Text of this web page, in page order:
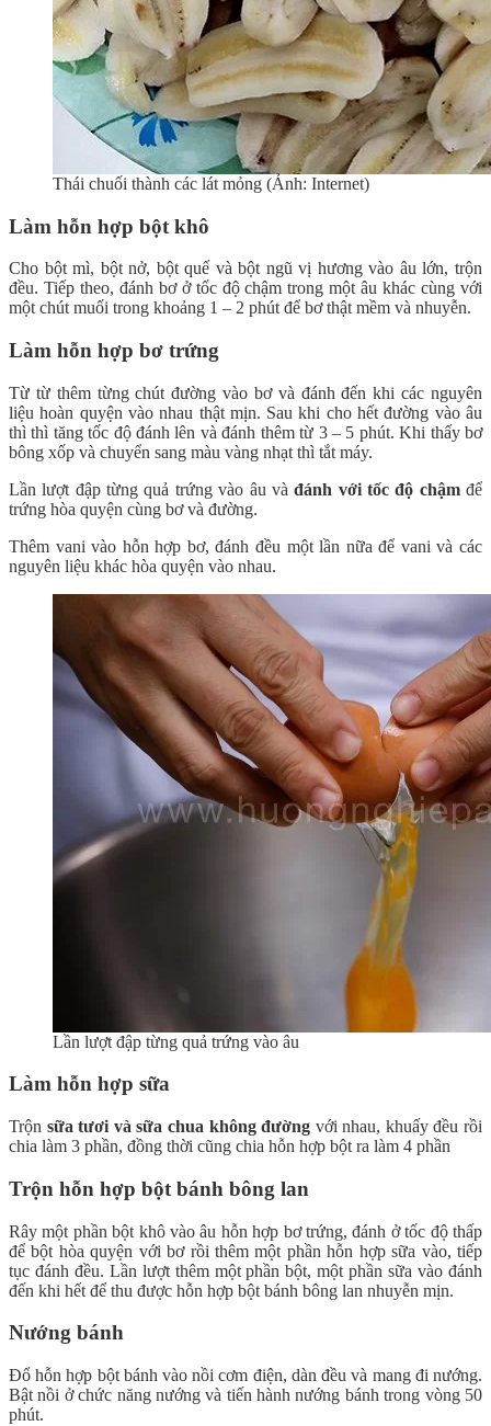
Thái chuối thành các lát mỏng (Ảnh: Internet)
Làm hỗn hợp bột khô
Cho bột mì, bột nở, bột quế và bột ngũ vị hương vào âu lớn, trộn
đều. Tiếp theo, đánh bơ ở tốc độ chậm trong một âu khác cùng với
một chút muối trong khoảng 1 – 2 phút để bơ thật mềm và nhuyễn.
Làm hỗn hợp bơ trứng
Từ từ thêm từng chút đường vào bơ và đánh đến khi các nguyên
liệu hoàn quyện vào nhau thật mịn. Sau khi cho hết đường vào âu
thì thì tăng tốc độ đánh lên và đánh thêm từ 3 – 5 phút. Khi thấy bơ
bông xốp và chuyển sang màu vàng nhạt thì tắt máy.
Lần lượt đập từng quả trứng vào âu vàđánh với tốc độ chậmđể
trứng hòa quyện cùng bơ và đường.
Thêm vani vào hỗn hợp bơ, đánh đều một lần nữa để vani và các
nguyên liệu khác hòa quyện vào nhau.
Lần lượt đập từng quả trứng vào âu
Làm hỗn hợp sữa
Trộn sữa tươi và sữa chua không đường với nhau, khuấy đều rồi
chia làm 3 phần, đồng thời cũng chia hỗn hợp bột ra làm 4 phần
Trộn hỗn hợp bột bánh bông lan
Rây một phần bột khô vào âu hỗn hợp bơ trứng, đánh ở tốc độ thấp
để bột hòa quyện với bơ rồi thêm một phần hỗn hợp sữa vào, tiếp
tục đánh đều. Lần lượt thêm một phần bột, một phần sữa vào đánh
đến khi hết để thu được hỗn hợp bột bánh bông lan nhuyễn mịn.
Nướng bánh
Đổ hỗn hợp bột bánh vào nồi cơm điện, dàn đều và mang đi nướng.
Bật nồi ở chức năng nướng và tiến hành nướng bánh trong vòng 50
phút.